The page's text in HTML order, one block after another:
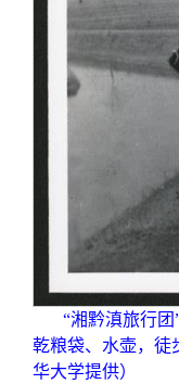
“湘黔滇旅行
乾粮袋、水壶，徒
华大学提供）